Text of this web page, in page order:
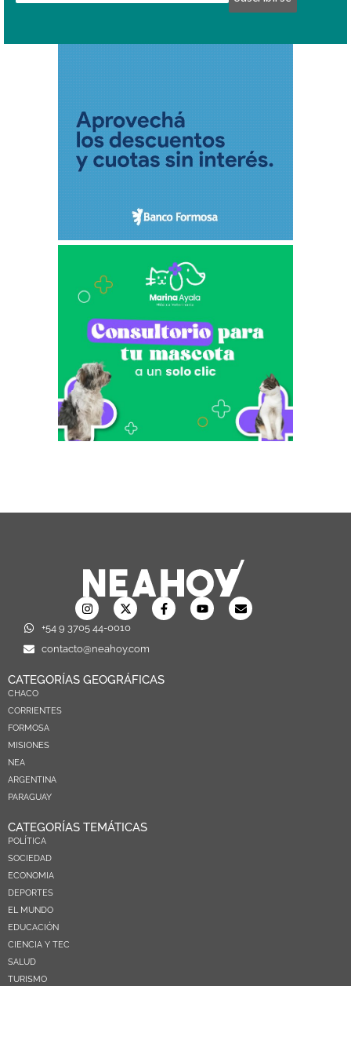
+54 9 3705 44-0010
contacto@neahoy.com
CATEGORÍAS GEOGRÁFICAS
CHACO
CORRIENTES
FORMOSA
MISIONES
NEA
ARGENTINA
PARAGUAY
CATEGORÍAS TEMÁTICAS
POLÍTICA
SOCIEDAD
ECONOMIA
DEPORTES
EL MUNDO
EDUCACIÓN
CIENCIA Y TEC
SALUD
TURISMO